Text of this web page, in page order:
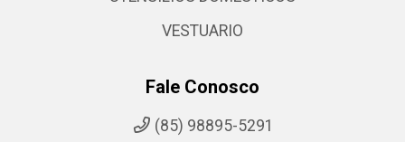
VESTUARIO
Fale Conosco
(85) 98895-5291